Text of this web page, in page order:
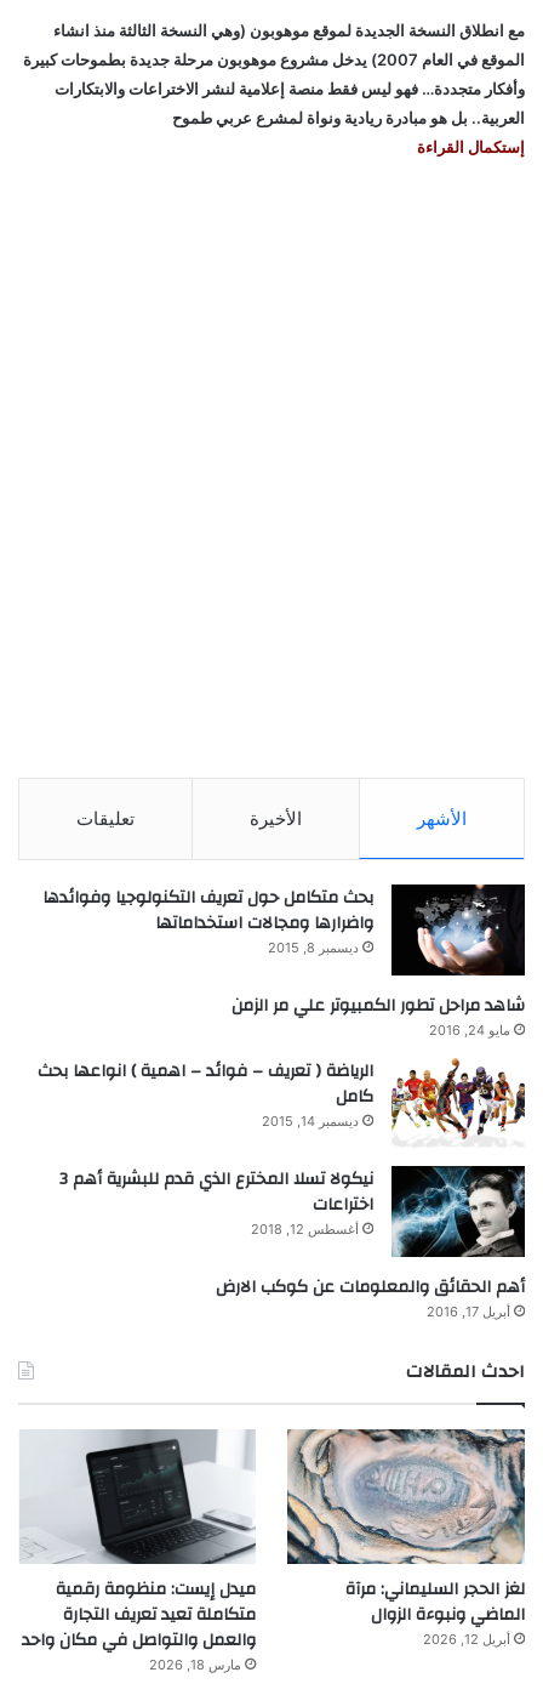
مع انطلاق النسخة الجديدة لموقع موهوبون (وهي النسخة الثالثة منذ انشاء
الموقع في العام 2007) يدخل مشروع موهوبون مرحلة جديدة بطموحات كبيرة
وأفكار متجددة… فهو ليس فقط منصة إعلامية لنشر الاختراعات والابتكارات
العربية.. بل هو مبادرة ريادية ونواة لمشرع عربي طموح
إستكمال القراءة
الأشهر الأخيرة تعليقات
بحث متكامل حول تعريف التكنولوجيا وفوائدها
واضرارها ومجالات استخداماتها
ديسمبر 8, 2015
شاهد مراحل تطور الكمبيوتر علي مر الزمن
مايو 24, 2016
الرياضة ( تعريف – فوائد – اهمية ) انواعها بحث
كامل
ديسمبر 14, 2015
نيكولا تسلا المخترع الذي قدم للبشرية أهم 3
اختراعات
أغسطس 12, 2018
أهم الحقائق والمعلومات عن كوكب الارض
أبريل 17, 2016
احدث المقالات
لغز الحجر السليماني: مرآة
الماضي ونبوءة الزوال
أبريل 12, 2026
ميدل إيست: منظومة رقمية
متكاملة تعيد تعريف التجارة
والعمل والتواصل في مكان واحد
مارس 18, 2026